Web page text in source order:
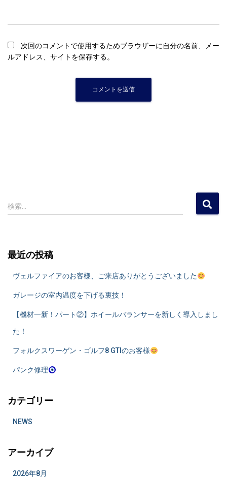
次回のコメントで使用するためブラウザーに自分の名前、メー
ルアドレス、サイトを保存する。
検
索
検索…
最近の投稿
ヴェルファイアのお客様、ご来店ありがとうございました
ガレージの室内温度を下げる裏技！
​【機材一新！パート②】ホイールバランサーを新しく導入しまし
た！
フォルクスワーゲン・ゴルフ8 GTIのお客様
パンク修理
カテゴリー
NEWS
アーカイブ
2026年8月